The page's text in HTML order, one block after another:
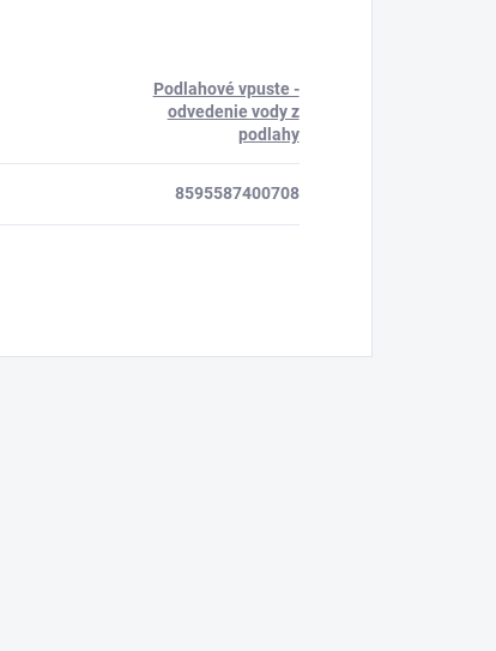
Podlahové vpuste -
odvedenie vody z
podlahy
8595587400708